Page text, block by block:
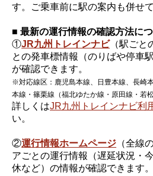
す。ご乗車前に駅の案内も併せ
■ 最新の運行情報の確認方法に
①JR九州トレインナビ（駅ごと
との発車標情報（のりばや停車
が確認できます。
※対応線区：鹿児島本線、日豊本線、長崎
本線・篠栗線（福北ゆたか線・原田線・若
詳しくはJR九州トレインナビ利
い。
②運行情報ホームページ （全線
アごとの運行情報（遅延状況・
休など）の情報が確認できます。